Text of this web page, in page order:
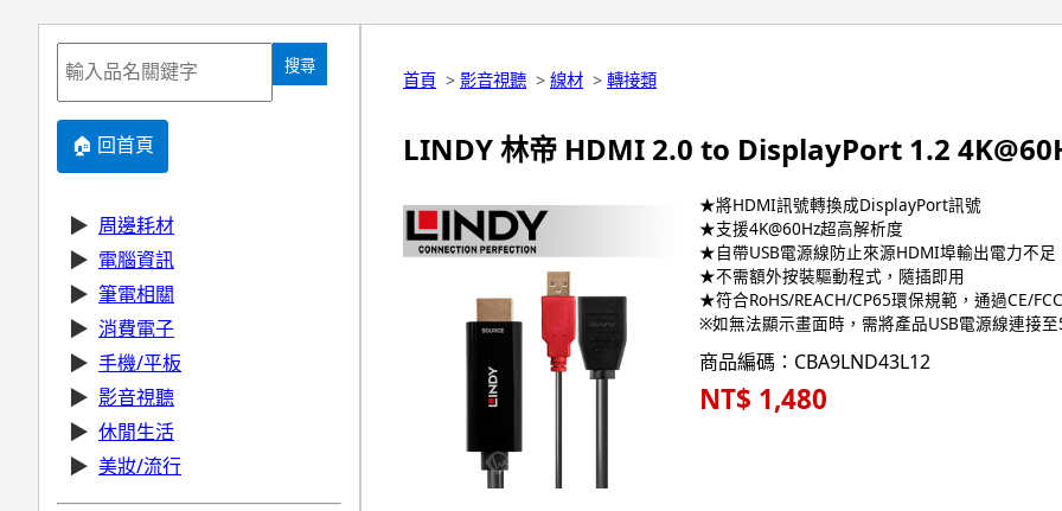
搜尋
🏠 回首頁
▶ 周邊耗材
▶ 電腦資訊
▶ 筆電相關
▶ 消費電子
▶ 手機/平板
▶ 影音視聽
▶ 休閒生活
▶ 美妝/流行
首頁 > 影音視聽 > 線材 > 轉接類
LINDY 林帝 HDMI 2.0 to DisplayPort 1.2
★將HDMI訊號轉換成DisplayPort訊號
★支援4K@60Hz超高解析度
★自帶USB電源線防止來源HDMI埠輸出電力不足
★不需額外按裝驅動程式，隨插即用
★符合RoHS/REACH/CP65環保規範，通過CE/
※如無法顯示畫面時，需將產品USB電源線連接
商品編碼：CBA9LND43L12
NT$ 1,480